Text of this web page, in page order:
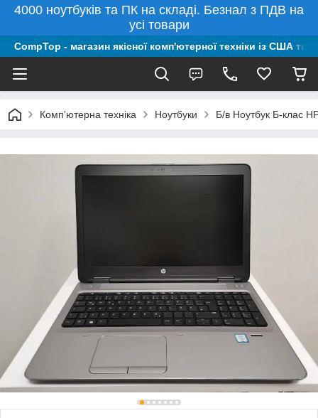
4000 ноутбуків та ПК на складі. Безнал з ПДВ на
усі товари
CompTop - магазин якісної комп'ютерної техніки із США та
Комп'ютерна техніка Ноутбуки Б/в Ноутбук Б-клас